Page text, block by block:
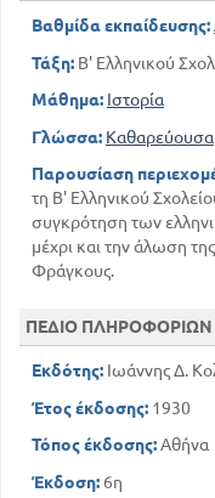
Βαθμίδα εκπαίδευσης:
Τάξη: Β' Ελληνικού
Μάθημα: Ιστορία
Γλώσσα: Καθαρεύουσα
Παρουσίαση
τη Β' Ελληνικού
συγκρότηση των
μέχρι και την άλωση
Φράγκους.
ΠΕΔΙΟ
Εκδότης: Ιωάννης Δ.
Έτος έκδοσης: 1930
Τόπος έκδοσης:Αθήνα
Έκδοση: 6η